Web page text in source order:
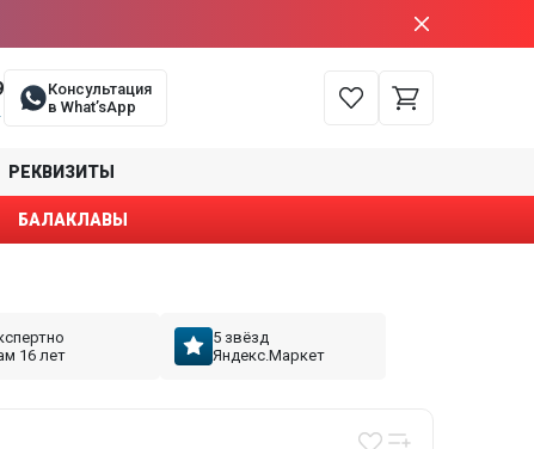
Консультация
в What’sApp
РЕКВИЗИТЫ
БАЛАКЛАВЫ
16 лет
5 звёзд
Яндекс.Маркет